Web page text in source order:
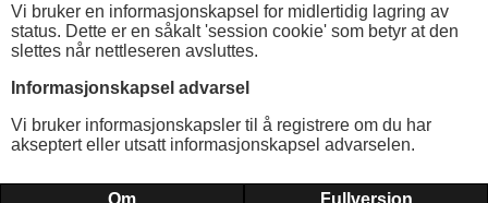
Vi bruker en informasjonskapsel for midlertidig lagring av
status. Dette er en såkalt 'session cookie' som betyr at den
slettes når nettleseren avsluttes.
Informasjonskapsel advarsel
Vi bruker informasjonskapsler til å registrere om du har
akseptert eller utsatt informasjonskapsel advarselen.
Om Fullversjon